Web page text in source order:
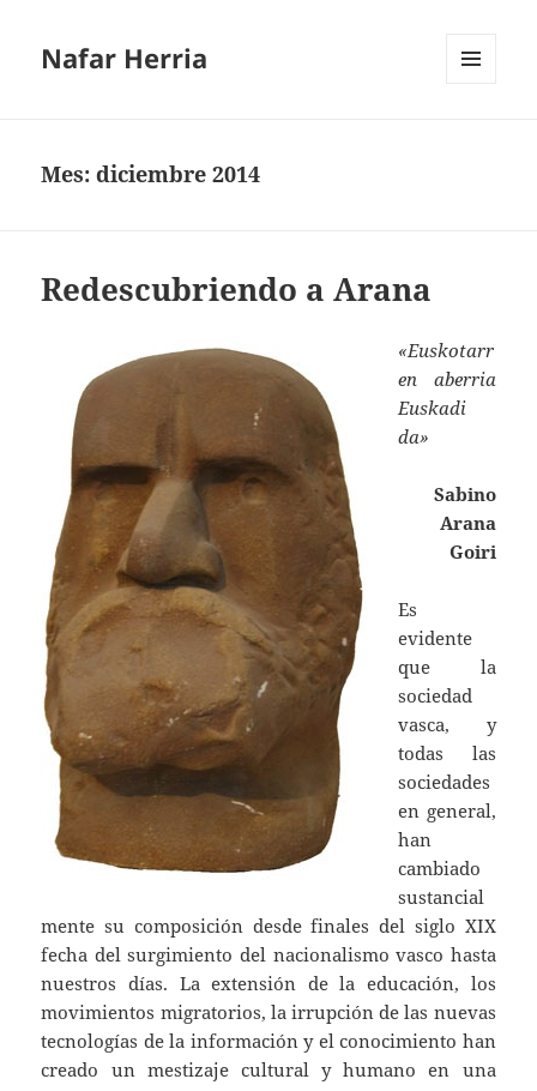
Nafar Herria
Mes:diciembre 2014
Redescubriendo a Arana
«Euskotarr
en aberria
Euskadi
da»
Sabino
Arana
Goiri
Es
evidente
que la
sociedad
vasca, y
todas las
sociedades
en general,
han
cambiado
sustancial
mente su composición desde finales del siglo XIX
fecha del surgimiento del nacionalismo vasco hasta
nuestros días. La extensión de la educación, los
movimientos migratorios, la irrupción de las nuevas
tecnologías de la información y el conocimiento han
creado un mestizaje cultural y humano en una